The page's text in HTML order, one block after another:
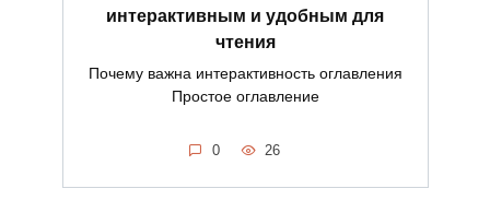
интерактивным и удобным для
чтения
Почему важна интерактивность оглавления
Простое оглавление
0 26